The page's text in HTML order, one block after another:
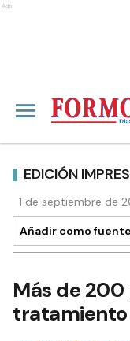
Ads
EDICIÓN
1 de septiembre de
Añadir como
Más de
tratamiento